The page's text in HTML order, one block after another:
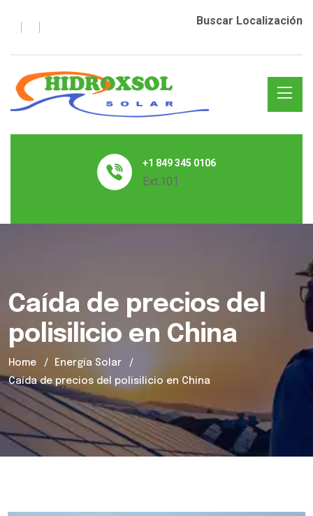
Buscar Localización
+1 849 345 0106
Ext.101
Caída de precios del
polisilicio en China
Home
Energía Solar
Caída de precios del polisilicio en China